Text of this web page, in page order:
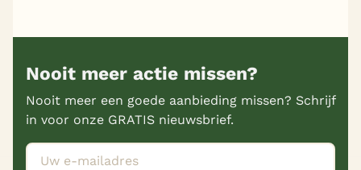
Nooit meer actie missen?
Nooit meer een goede aanbieding missen? Schrijf
in voor onze GRATIS nieuwsbrief.